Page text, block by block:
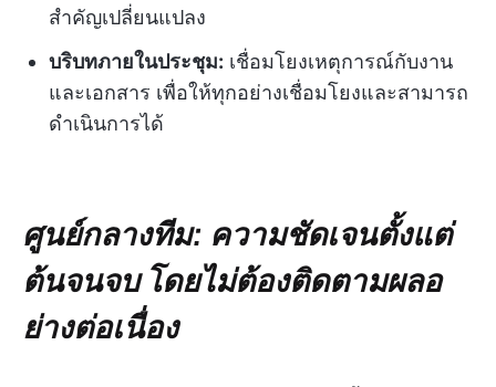
สำคัญเปลี่ยนแปลง
บริบทภายในประชุม: เชื่อมโยงเหตุการณ์กับงาน
และเอกสาร เพื่อให้ทุกอย่างเชื่อมโยงและสามารถ
ดำเนินการได้
ศูนย์กลางทีม: ความชัดเจนตั้งแต่
ต้นจนจบ โดยไม่ต้องติดตามผลอ
ย่างต่อเนื่อง